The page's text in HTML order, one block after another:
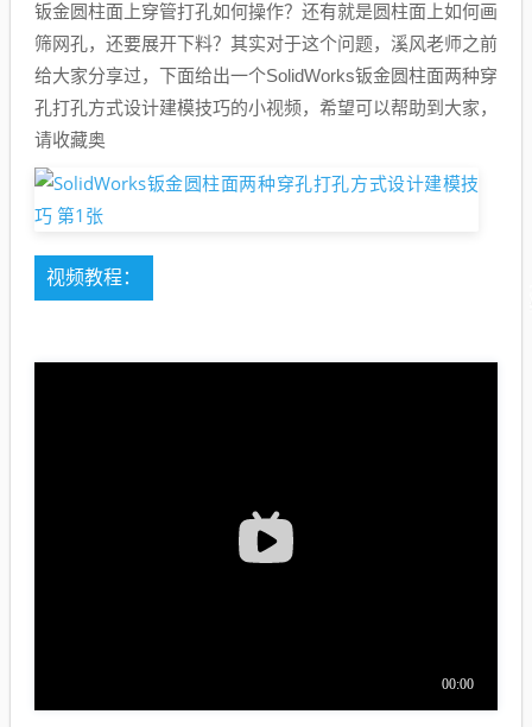
钣金圆柱面上穿管打孔如何操作？还有就是圆柱面上如何画
筛网孔，还要展开下料？其实对于这个问题，溪风老师之前
给大家分享过，下面给出一个SolidWorks钣金圆柱面两种穿
孔打孔方式设计建模技巧的小视频，希望可以帮助到大家，
请收藏奥
视频教程：